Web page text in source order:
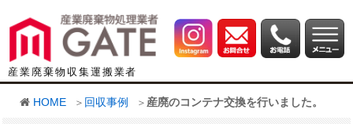
産業廃棄物収集運搬業者
HOME 回収事例 産廃のコンテナ交換を行いました。